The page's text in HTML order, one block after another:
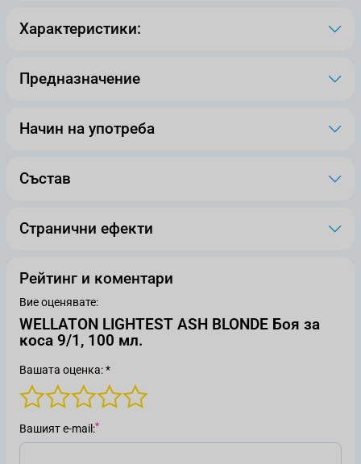
Характеристики:
Предназначение
Начин на употреба
Състав
Странични ефекти
Рейтинг и коментари
Вие оценявате:
WELLATON LIGHTEST ASH BLONDE Боя за
коса 9/1, 100 мл.
Вашата оценка: *
Вашият е-mail